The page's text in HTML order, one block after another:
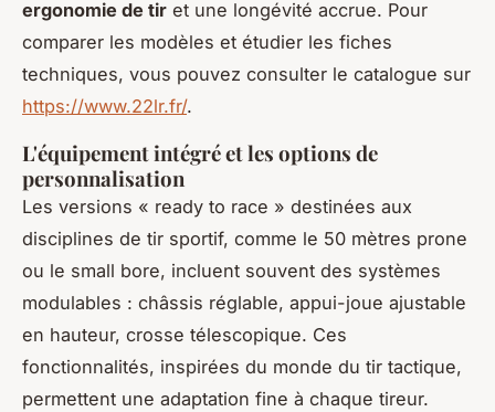
ergonomie de tir et une longévité accrue. Pour
comparer les modèles et étudier les fiches
techniques, vous pouvez consulter le catalogue sur
https://www.22lr.fr/.
L'équipement intégré et les options de
personnalisation
Les versions « ready to race » destinées aux
disciplines de tir sportif, comme le 50 mètres prone
ou le small bore, incluent souvent des systèmes
modulables : châssis réglable, appui-joue ajustable
en hauteur, crosse télescopique. Ces
fonctionnalités, inspirées du monde du tir tactique,
permettent une adaptation fine à chaque tireur.